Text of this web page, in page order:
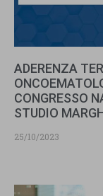
ADERENZA
CONGRESSO
STUDIO
25/10/2023